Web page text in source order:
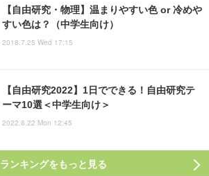
【自由研究・物理】温まりやすい色 or 冷めや
すい色は？（中学生向け）
2018.7.25 Wed 17:15
【自由研究2022】1日でできる！自由研究テ
ーマ10選＜中学生向け＞
2022.8.22 Mon 12:45
ランキングをもっと見る